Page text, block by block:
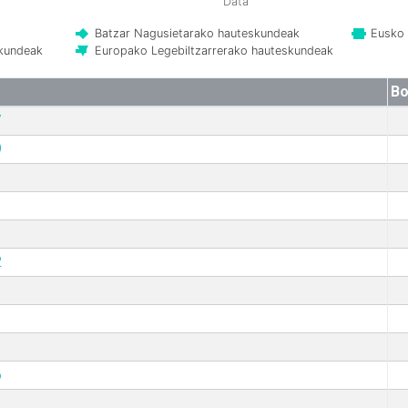
Batzar Nagusietarako hauteskundeak
Europako Legebiltzarrerako hauteskundeak